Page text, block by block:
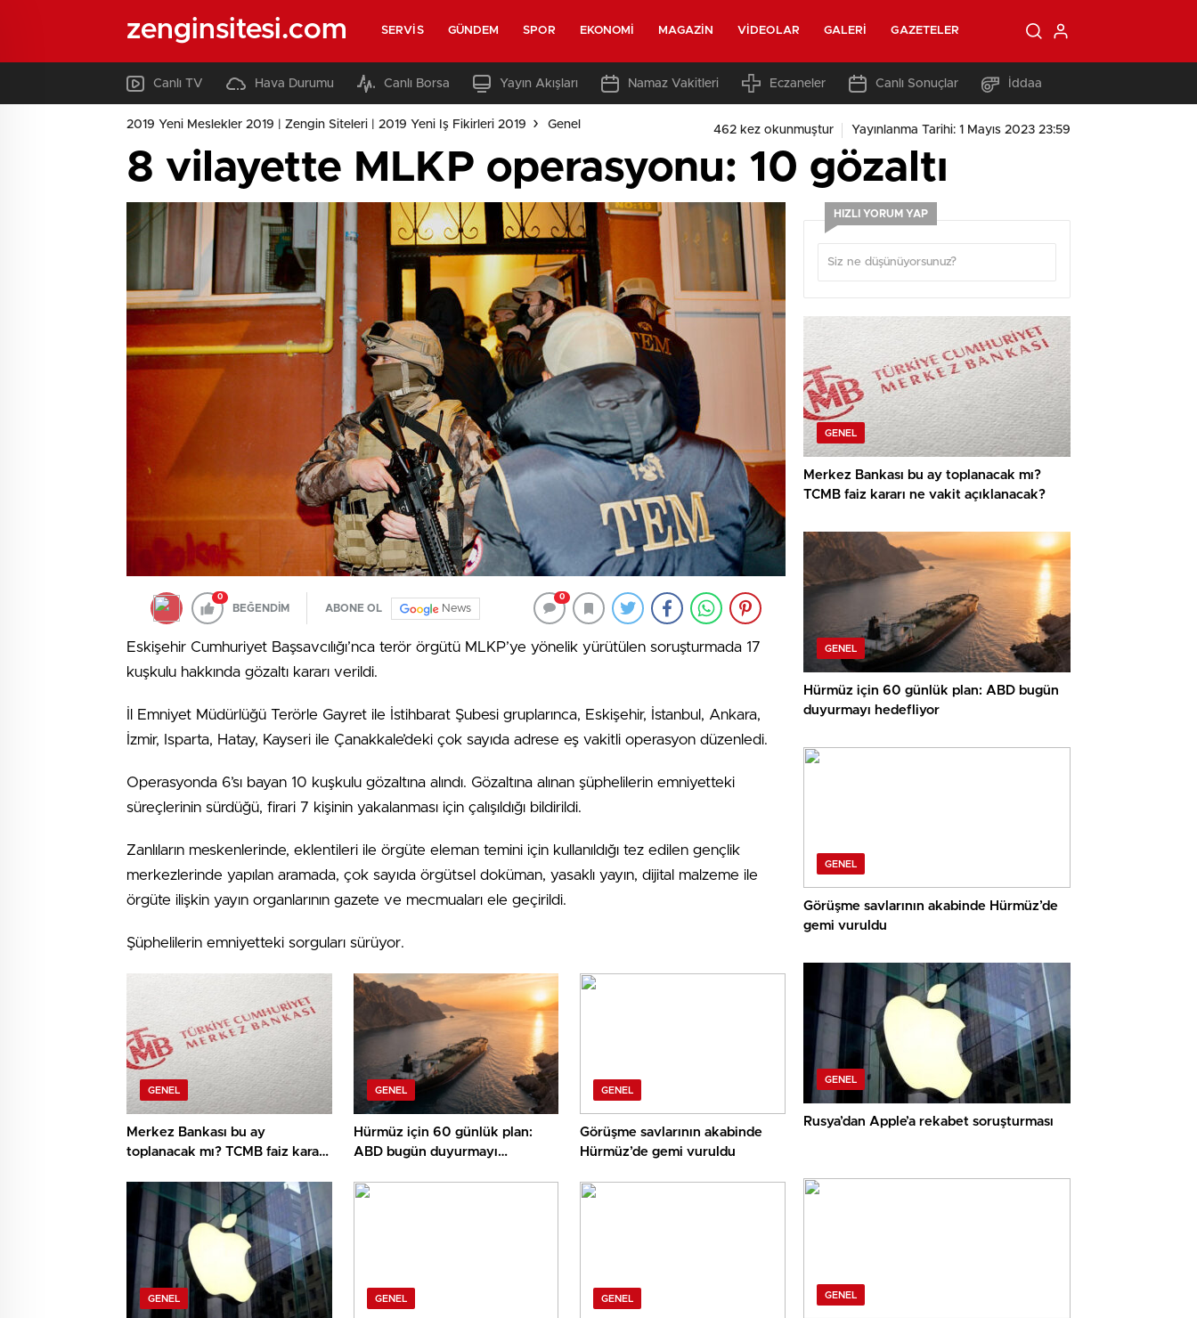
zenginsitesi.com SERVIS GÜNDEM SPOR EKONOMI MAGAZIN VIDEOLAR GALERI GAZETELER
Canlı TV Hava Durumu Canlı Borsa Yayın Akışları Namaz Vakitleri Eczaneler Canlı Sonuçlar İddaa
2019 Yeni Meslekler 2019 | Zengin Siteleri | 2019 Yeni Iş Fikirleri 2019 Genel 462 kez okunmuştur Yayınlanma Tarihi: 1 Mayıs 2023 23:59
8 vilayette MLKP operasyonu: 10 gözaltı
0
BEĞENDİM ABONE OL News
0
Eskişehir Cumhuriyet Başsavcılığı’nca terör örgütü MLKP’ye yönelik yürütülen soruşturmada 17
kuşkulu hakkında gözaltı kararı verildi.
İl Emniyet Müdürlüğü Terörle Gayret ile İstihbarat Şubesi gruplarınca, Eskişehir, İstanbul, Ankara,
İzmir, Isparta, Hatay, Kayseri ile Çanakkale’deki çok sayıda adrese eş vakitli operasyon düzenledi.
Operasyonda 6’sı bayan 10 kuşkulu gözaltına alındı. Gözaltına alınan şüphelilerin emniyetteki
süreçlerinin sürdüğü, firari 7 kişinin yakalanması için çalışıldığı bildirildi.
Zanlıların meskenlerinde, eklentileri ile örgüte eleman temini için kullanıldığı tez edilen gençlik
merkezlerinde yapılan aramada, çok sayıda örgütsel doküman, yasaklı yayın, dijital malzeme ile
örgüte ilişkin yayın organlarının gazete ve mecmuaları ele geçirildi.
Şüphelilerin emniyetteki sorguları sürüyor.
GENEL
Merkez Bankası bu ay
toplanacak mı? TCMB faiz kararı
GENEL
Hürmüz için 60 günlük plan:
ABD bugün duyurmayı
GENEL
Görüşme savlarının akabinde
Hürmüz’de gemi vuruldu
GENEL GENEL GENEL
HIZLI YORUM YAP
GENEL
Merkez Bankası bu ay toplanacak mı?
TCMB faiz kararı ne vakit açıklanacak?
GENEL
Hürmüz için 60 günlük plan: ABD bugün
duyurmayı hedefliyor
GENEL
Görüşme savlarının akabinde Hürmüz’de
gemi vuruldu
GENEL
Rusya’dan Apple’a rekabet soruşturması
GENEL